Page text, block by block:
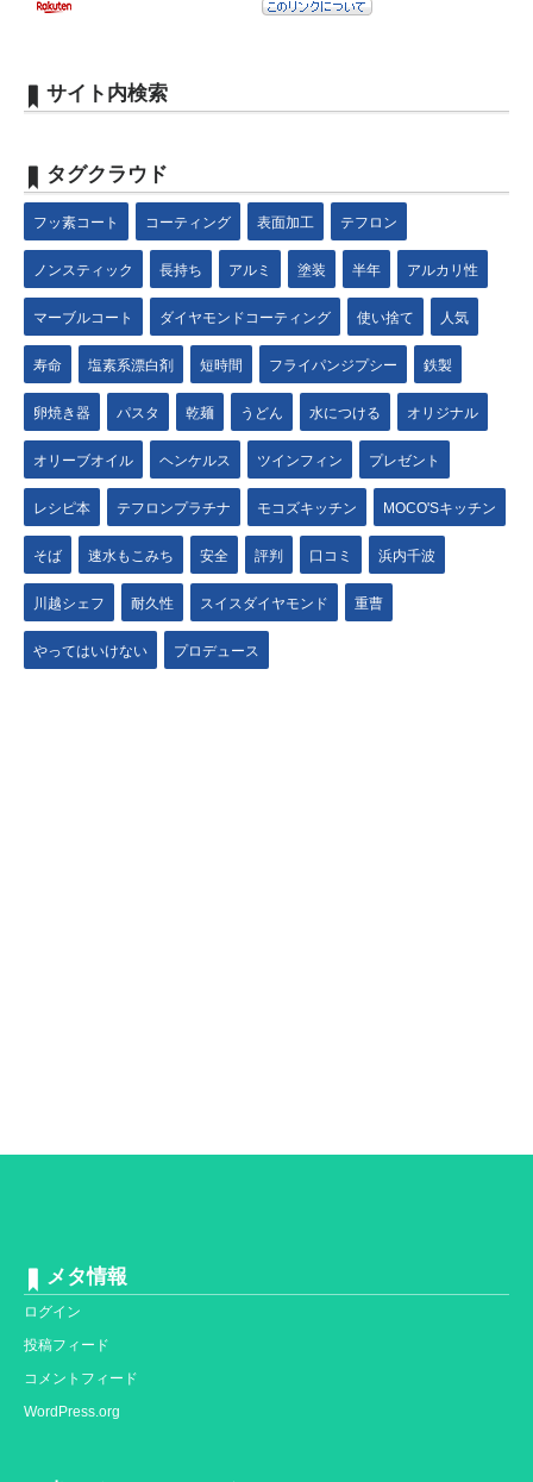
サイト内検索
タグクラウド
フッ素コート コーティング 表面加工 テフロン
ノンスティック 長持ち アルミ 塗装 半年 アルカリ性
マーブルコート ダイヤモンドコーティング 使い捨て 人気
寿命 塩素系漂白剤 短時間 フライパンジプシー 鉄製
卵焼き器 パスタ 乾麺 うどん 水につける オリジナル
オリーブオイル ヘンケルス ツインフィン プレゼント
レシピ本 テフロンプラチナ モコズキッチン MOCO'Sキッチン
そば 速水もこみち 安全 評判 口コミ 浜内千波
川越シェフ 耐久性 スイスダイヤモンド 重曹
やってはいけない プロデュース
メタ情報
ログイン
投稿フィード
コメントフィード
WordPress.org